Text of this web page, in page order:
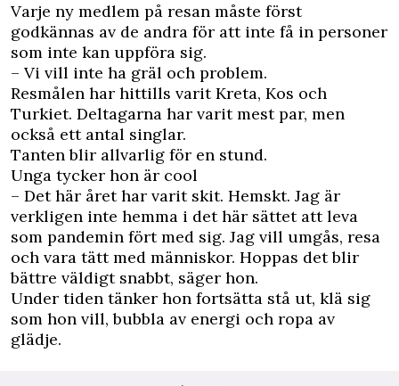
Varje ny medlem på resan måste först
godkännas av de andra för att inte få in personer
som inte kan uppföra sig.
– Vi vill inte ha gräl och problem.
Resmålen har hittills varit Kreta, Kos och
Turkiet. Deltagarna har varit mest par, men
också ett antal singlar.
Tanten blir allvarlig för en stund.
Unga tycker hon är cool
– Det här året har varit skit. Hemskt. Jag är
verkligen inte hemma i det här sättet att leva
som pandemin fört med sig. Jag vill umgås, resa
och vara tätt med människor. Hoppas det blir
bättre väldigt snabbt, säger hon.
Under tiden tänker hon fortsätta stå ut, klä sig
som hon vill, bubbla av energi och ropa av
glädje.